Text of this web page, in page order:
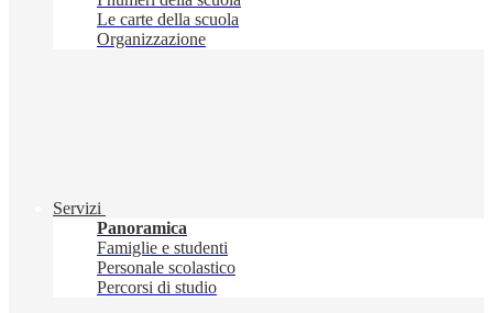
Le carte della scuola
Organizzazione
Servizi
Panoramica
Famiglie e studenti
Personale scolastico
Percorsi di studio